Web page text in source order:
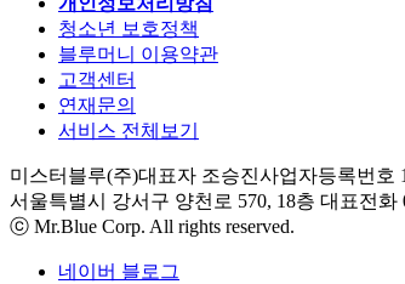
청소년 보호정책
블루머니 이용약관
고객센터
연재문의
서비스 전체보기
미스터블루(주)대표자 조승진사업자등록번호
서울특별시 강서구 양천로 570, 18층 대표전화
ⓒ Mr.Blue Corp. All rights reserved.
네이버 블로그